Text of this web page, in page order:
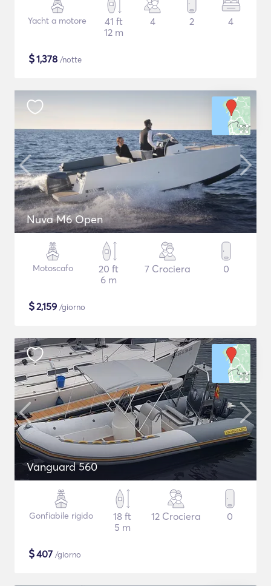
Yacht a motore
41 ft
12 m
4 2 4
$1,378 /notte
Nuva M6 Open
Motoscafo
20 ft
6 m
7 Crociera 0
$2,159 /giorno
Vanguard 560
Gonfiabile rigido
18 ft
5 m
12 Crociera 0
$407 /giorno